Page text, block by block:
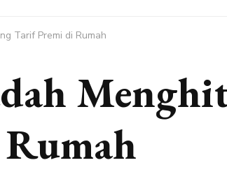
Tarif Premi di Rumah